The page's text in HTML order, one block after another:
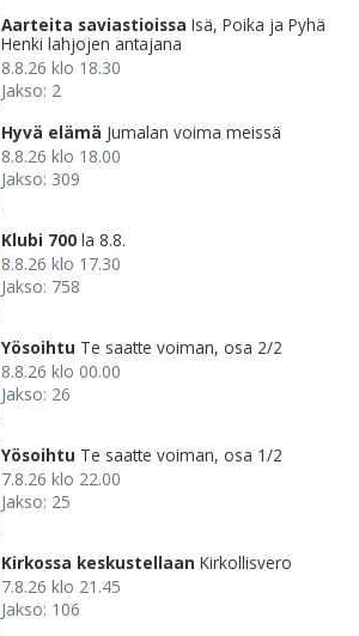
Aarteita saviastioissa Isä, Poika ja Pyhä
Henki lahjojen antajana
8.8.26 klo 18.30
Jakso: 2
Hyvä elämä Jumalan voima meissä
8.8.26 klo 18.00
Jakso: 309
Klubi 700 la 8.8.
8.8.26 klo 17.30
Jakso: 758
Yösoihtu Te saatte voiman, osa 2/2
8.8.26 klo 00.00
Jakso: 26
Yösoihtu Te saatte voiman, osa 1/2
7.8.26 klo 22.00
Jakso: 25
Kirkossa keskustellaan Kirkollisvero
7.8.26 klo 21.45
Jakso: 106